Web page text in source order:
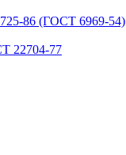
86 (ГОСТ 6969-54)
22704-77